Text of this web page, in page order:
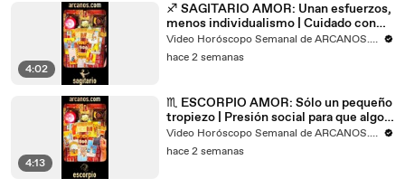
4:02
♐ SAGITARIO AMOR: Unan esfuerzos,
menos individualismo | Cuidado con
alguien de su pasado
Video Horóscopo Semanal de ARCANOS.COM
hace 2 semanas
4:13
♏ ESCORPIO AMOR: Sólo un pequeño
tropiezo | Presión social para que algo
ocurra
Video Horóscopo Semanal de ARCANOS.COM
hace 2 semanas